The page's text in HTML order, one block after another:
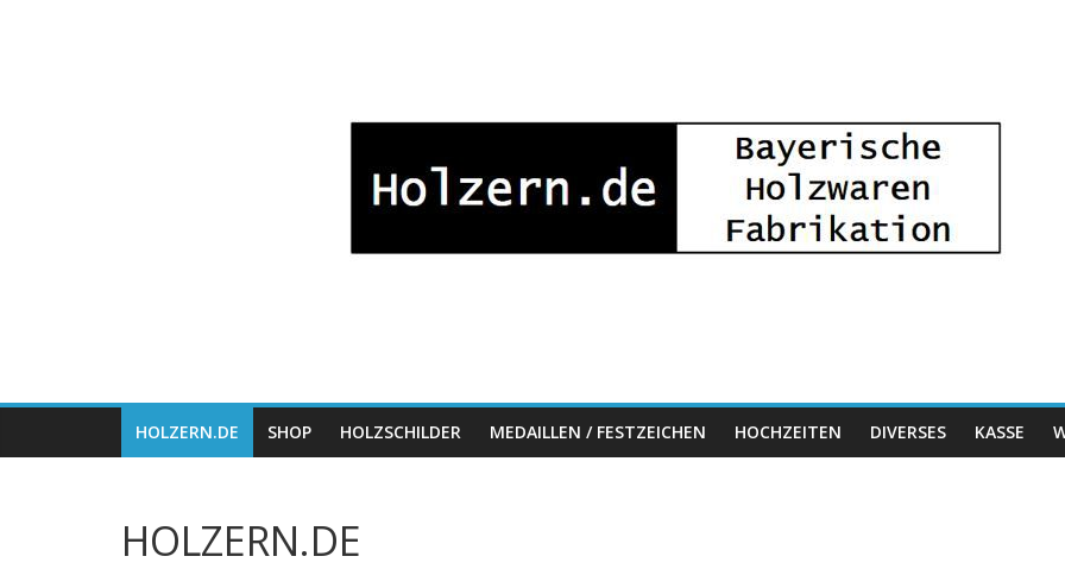
Holzwaren
Fabrikation
HOLZERN.DE SHOP HOLZSCHILDER MEDAILLEN / FESTZEICHEN HOCHZEITEN DIVERSES KASSE
HOLZERN.DE